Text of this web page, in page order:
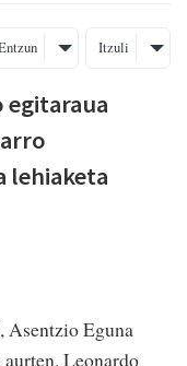
Itzuli
lehiaketa
Asentzio Eguna
Leonardo